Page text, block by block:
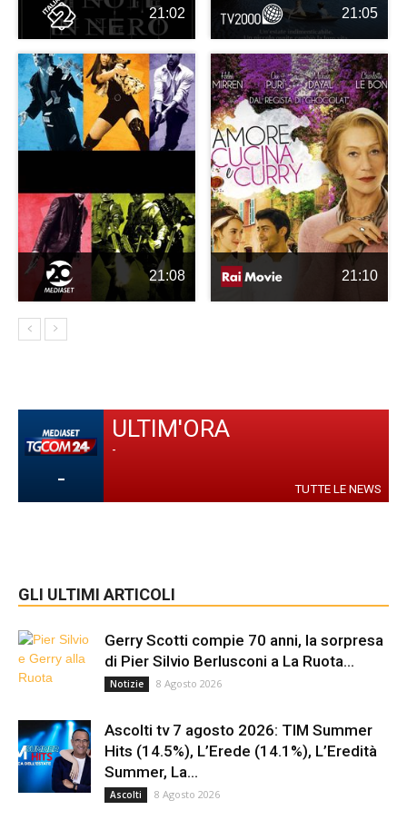
21:02 21:05
21:08 21:10
-
ULTIM'ORA
-
TUTTE LE NEWS
GLI ULTIMI ARTICOLI
Gerry Scotti compie 70 anni, la sorpresa
di Pier Silvio Berlusconi a La Ruota...
Notizie 8 Agosto 2026
Ascolti tv 7 agosto 2026: TIM Summer
Hits (14.5%), L’Erede (14.1%), L’Eredità
Summer, La...
Ascolti 8 Agosto 2026